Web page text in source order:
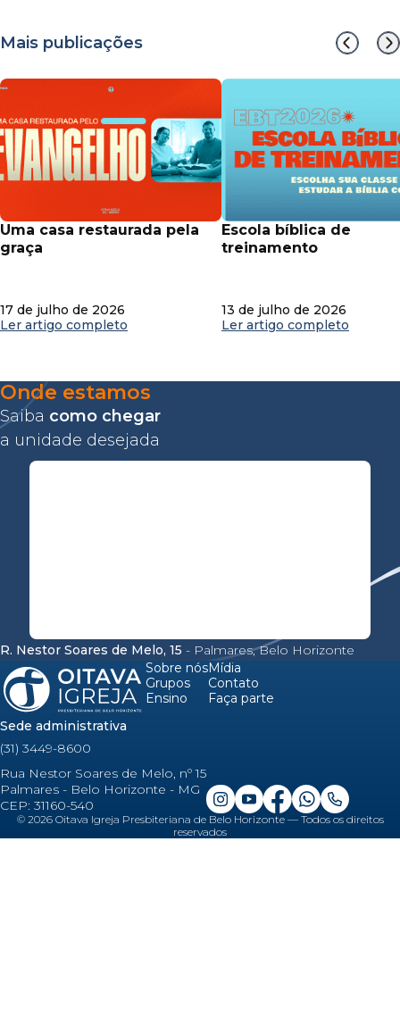
Mais publicações
uma casa restaurada pela
graça
17 de julho de 2026
Ler artigo completo
escola bíblica de
treinamento
13 de julho de 2026
Ler artigo completo
Onde estamos
Saiba como chegar
a unidade desejada
R. Nestor Soares de Melo, 15 - Palmares, Belo Horizonte
Sobre nós
Grupos
Ensino
Mídia
Contato
Faça parte
Sede administrativa
(31) 3449-8600
Rua Nestor Soares de Melo, nº 15
Palmares - Belo Horizonte - MG
CEP: 31160-540
© 2026Oitava Igreja Presbiteriana de Belo Horizonte — Todos os direitos
reservados